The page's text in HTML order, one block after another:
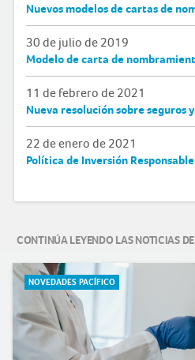
Nuevos modelos de cartas de
30 de julio de 2019
Modelo de carta de
11 de febrero de 2021
Nueva resolución sobre seguros
22 de enero de 2021
Política de Inversión Responsable
CONTINÚA LEYENDO LAS NOTICIAS
NOVEDADES PACÍFICO